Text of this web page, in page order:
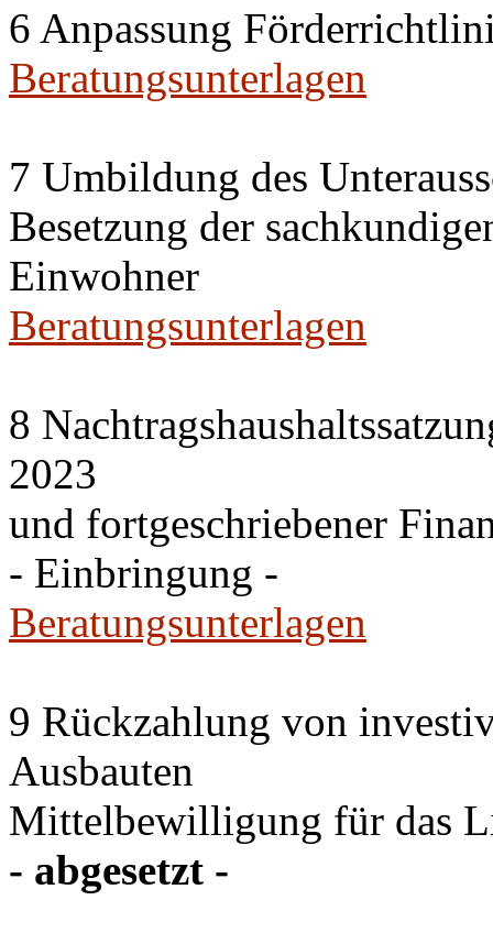
6 Anpassung
Beratungsunterlagen
7 Umbildung des
Besetzung der
Einwohner
Beratungsunterlagen
8
2023
und fortgeschriebener
- Einbringung -
Beratungsunterlagen
9 Rückzahlung von
Ausbauten
Mittelbewilligung für das
- abgesetzt -